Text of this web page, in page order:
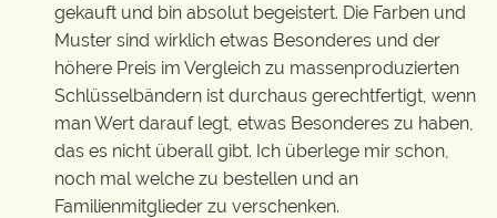
gekauft und bin absolut begeistert. Die Farben und
Muster sind wirklich etwas Besonderes und der
höhere Preis im Vergleich zu massenproduzierten
Schlüsselbändern ist durchaus gerechtfertigt, wenn
man Wert darauf legt, etwas Besonderes zu haben,
das es nicht überall gibt. Ich überlege mir schon,
noch mal welche zu bestellen und an
Familienmitglieder zu verschenken.